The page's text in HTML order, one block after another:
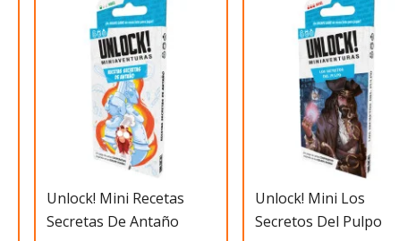
Unlock! Mini Recetas
Secretas De Antaño
Unlock! Mini Los
Secretos Del Pulpo